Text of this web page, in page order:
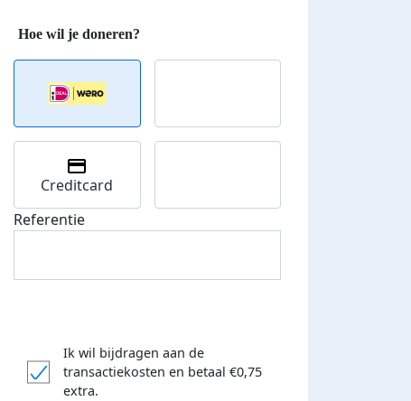
Creditcard
Referentie
Ik wil bijdragen aan de
transactiekosten en betaal €0,75
extra.